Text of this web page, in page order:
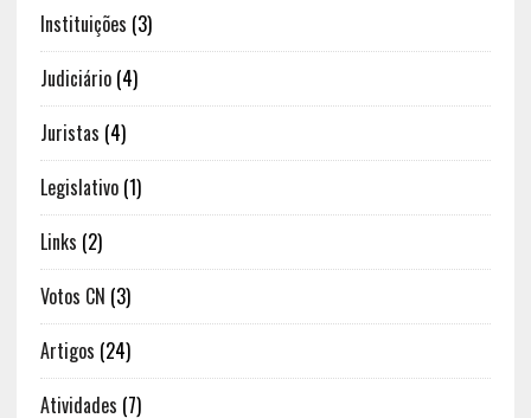
Instituições (3)
Judiciário(4)
Juristas (4)
Legislativo(1)
Links (2)
Votos CN (3)
Artigos (24)
Atividades (7)